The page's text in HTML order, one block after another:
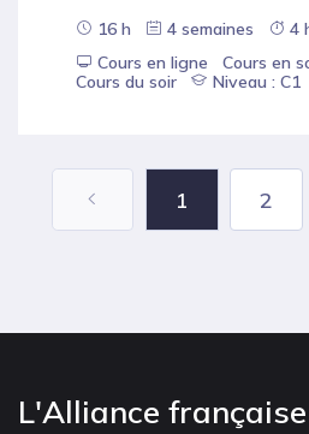
16 h 4 semaines
4
Cours en ligne
Cours en
Cours du soir
Niveau : C1
1 2
L'Alliance